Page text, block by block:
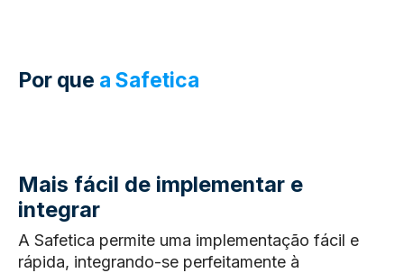
Por que a Safetica
Mais fácil de implementar e
integrar
A Safetica permite uma implementação fácil e
rápida, integrando-se perfeitamente à